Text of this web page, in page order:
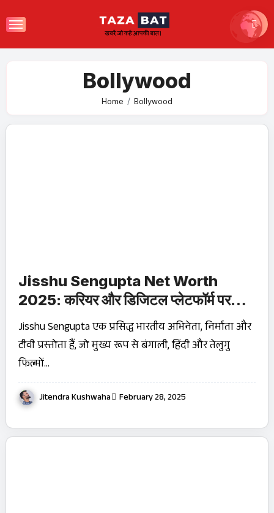
to
Bollywood
Home Bollywood
Jisshu Sengupta Net Worth
2025: करियर और डिजिटल प्लेटफॉर्म पर
धमाका!
Jisshu Sengupta एक प्रसिद्ध भारतीय अभिनेता, निर्माता और
टीवी प्रस्तोता हैं, जो मुख्य रूप से बंगाली, हिंदी और तेलुगु
फिल्मों…
Jitendra Kushwaha February 28, 2025